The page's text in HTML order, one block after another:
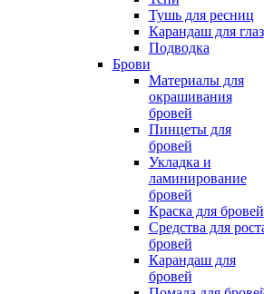
Тушь для ресниц
Карандаш для глаз
Подводка
Брови
Материалы для
окрашивания
бровей
Пинцеты для
бровей
Укладка и
ламинирование
бровей
Краска для бровей
Средства для
бровей
Карандаш для
бровей